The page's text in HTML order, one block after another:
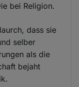
bei Religion.
dass sie
selber
als die
bejaht